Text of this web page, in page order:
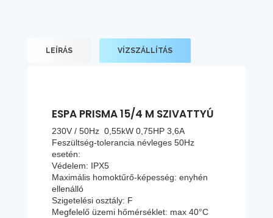
LEÍRÁS VÍZSZÁLLÍTÁS
ESPA PRISMA 15/4 M SZIVATTYÚ
230V / 50Hz 0,55kW 0,75HP 3,6A
Feszültség-tolerancia névleges 50Hz
esetén:
Védelem: IPX5
Maximális homoktűrő-képesség: enyhén
ellenálló
Szigetelési osztály: F
Megfelelő üzemi hőmérséklet: max 40°C